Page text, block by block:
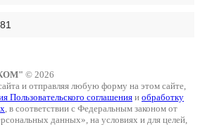
© 2026
и отправляя любую форму на этом сайте,
Пользовательского соглашенияи обработку
, в соответствии с Федеральным законом от
данных», на условиях и для целей,